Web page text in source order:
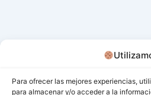
Para ofrecer las mejores experiencias,
para almacenar y/o acceder a la